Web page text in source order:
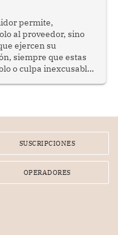
permite,
al proveedor, sino
ejercen su
siempre que estas
o culpa inexcusable
and greet con
SUSCRIPCIONES
OPERADORES